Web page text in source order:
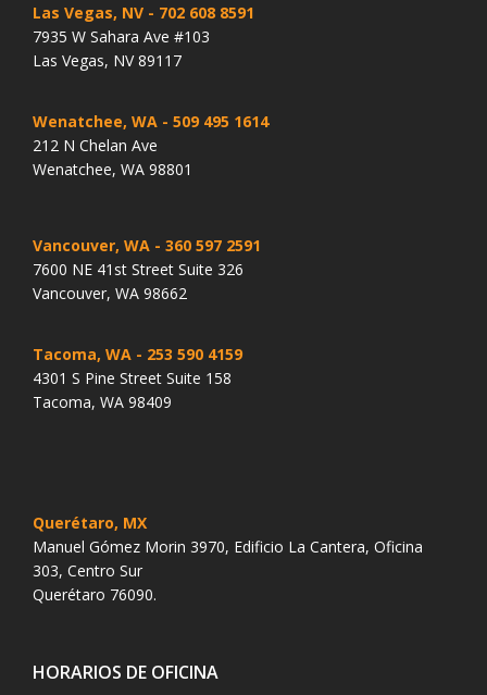
Las Vegas, NV - 702 608 8591
7935 W Sahara Ave #103
Las Vegas, NV 89117
Wenatchee, WA - 509 495 1614
212 N Chelan Ave
Wenatchee, WA 98801
Vancouver, WA - 360 597 2591
7600 NE 41st Street Suite 326
Vancouver, WA 98662
Tacoma, WA - 253 590 4159
4301 S Pine Street Suite 158
Tacoma, WA 98409
Querétaro, MX
Manuel Gómez Morin 3970, Edificio La Cantera, Oficina
303, Centro Sur
Querétaro 76090.
HORARIOS DE OFICINA